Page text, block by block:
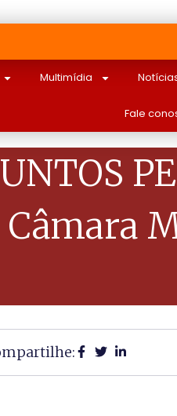
Multimídia
Fale
Câmara